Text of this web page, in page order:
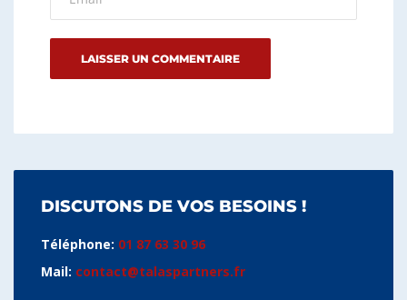
DISCUTONS DE VOS BESOINS !
Téléphone: 01 87 63 30 96
Mail: contact@talaspartners.fr